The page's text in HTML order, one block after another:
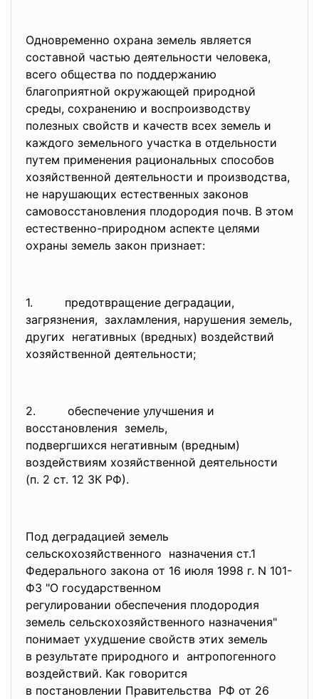
Одновременно охрана земель является
составной частью деятельности человека,
всего общества по поддержанию
благоприятной окружающей природной
среды, сохранению и воспроизводству
полезных свойств и качеств всех земель и
каждого земельного участка в отдельности
путем применения рациональных способов
хозяйственной деятельности и производства,
не нарушающих естественных законов
самовосстановления плодородия почв. В этом
естественно-природном аспекте целями
охраны земель закон признает:
1. предотвращение деградации,
загрязнения, захламления, нарушения земель,
других негативных (вредных) воздействий
хозяйственной деятельности;
2. обеспечение улучшения и
восстановления земель,
подвергшихся негативным (вредным)
воздействиям хозяйственной деятельности
(п. 2 ст. 12 ЗК РФ).
Под деградацией земель
сельскохозяйственного назначения ст.1
Федерального закона от 16 июля 1998 г. N 101-
ФЗ "О государственном
регулировании обеспечения плодородия
земель сельскохозяйственного назначения"
понимает ухудшение свойств этих земель
в результате природного и антропогенного
воздействий. Как говорится
в постановлении Правительства РФ от 26